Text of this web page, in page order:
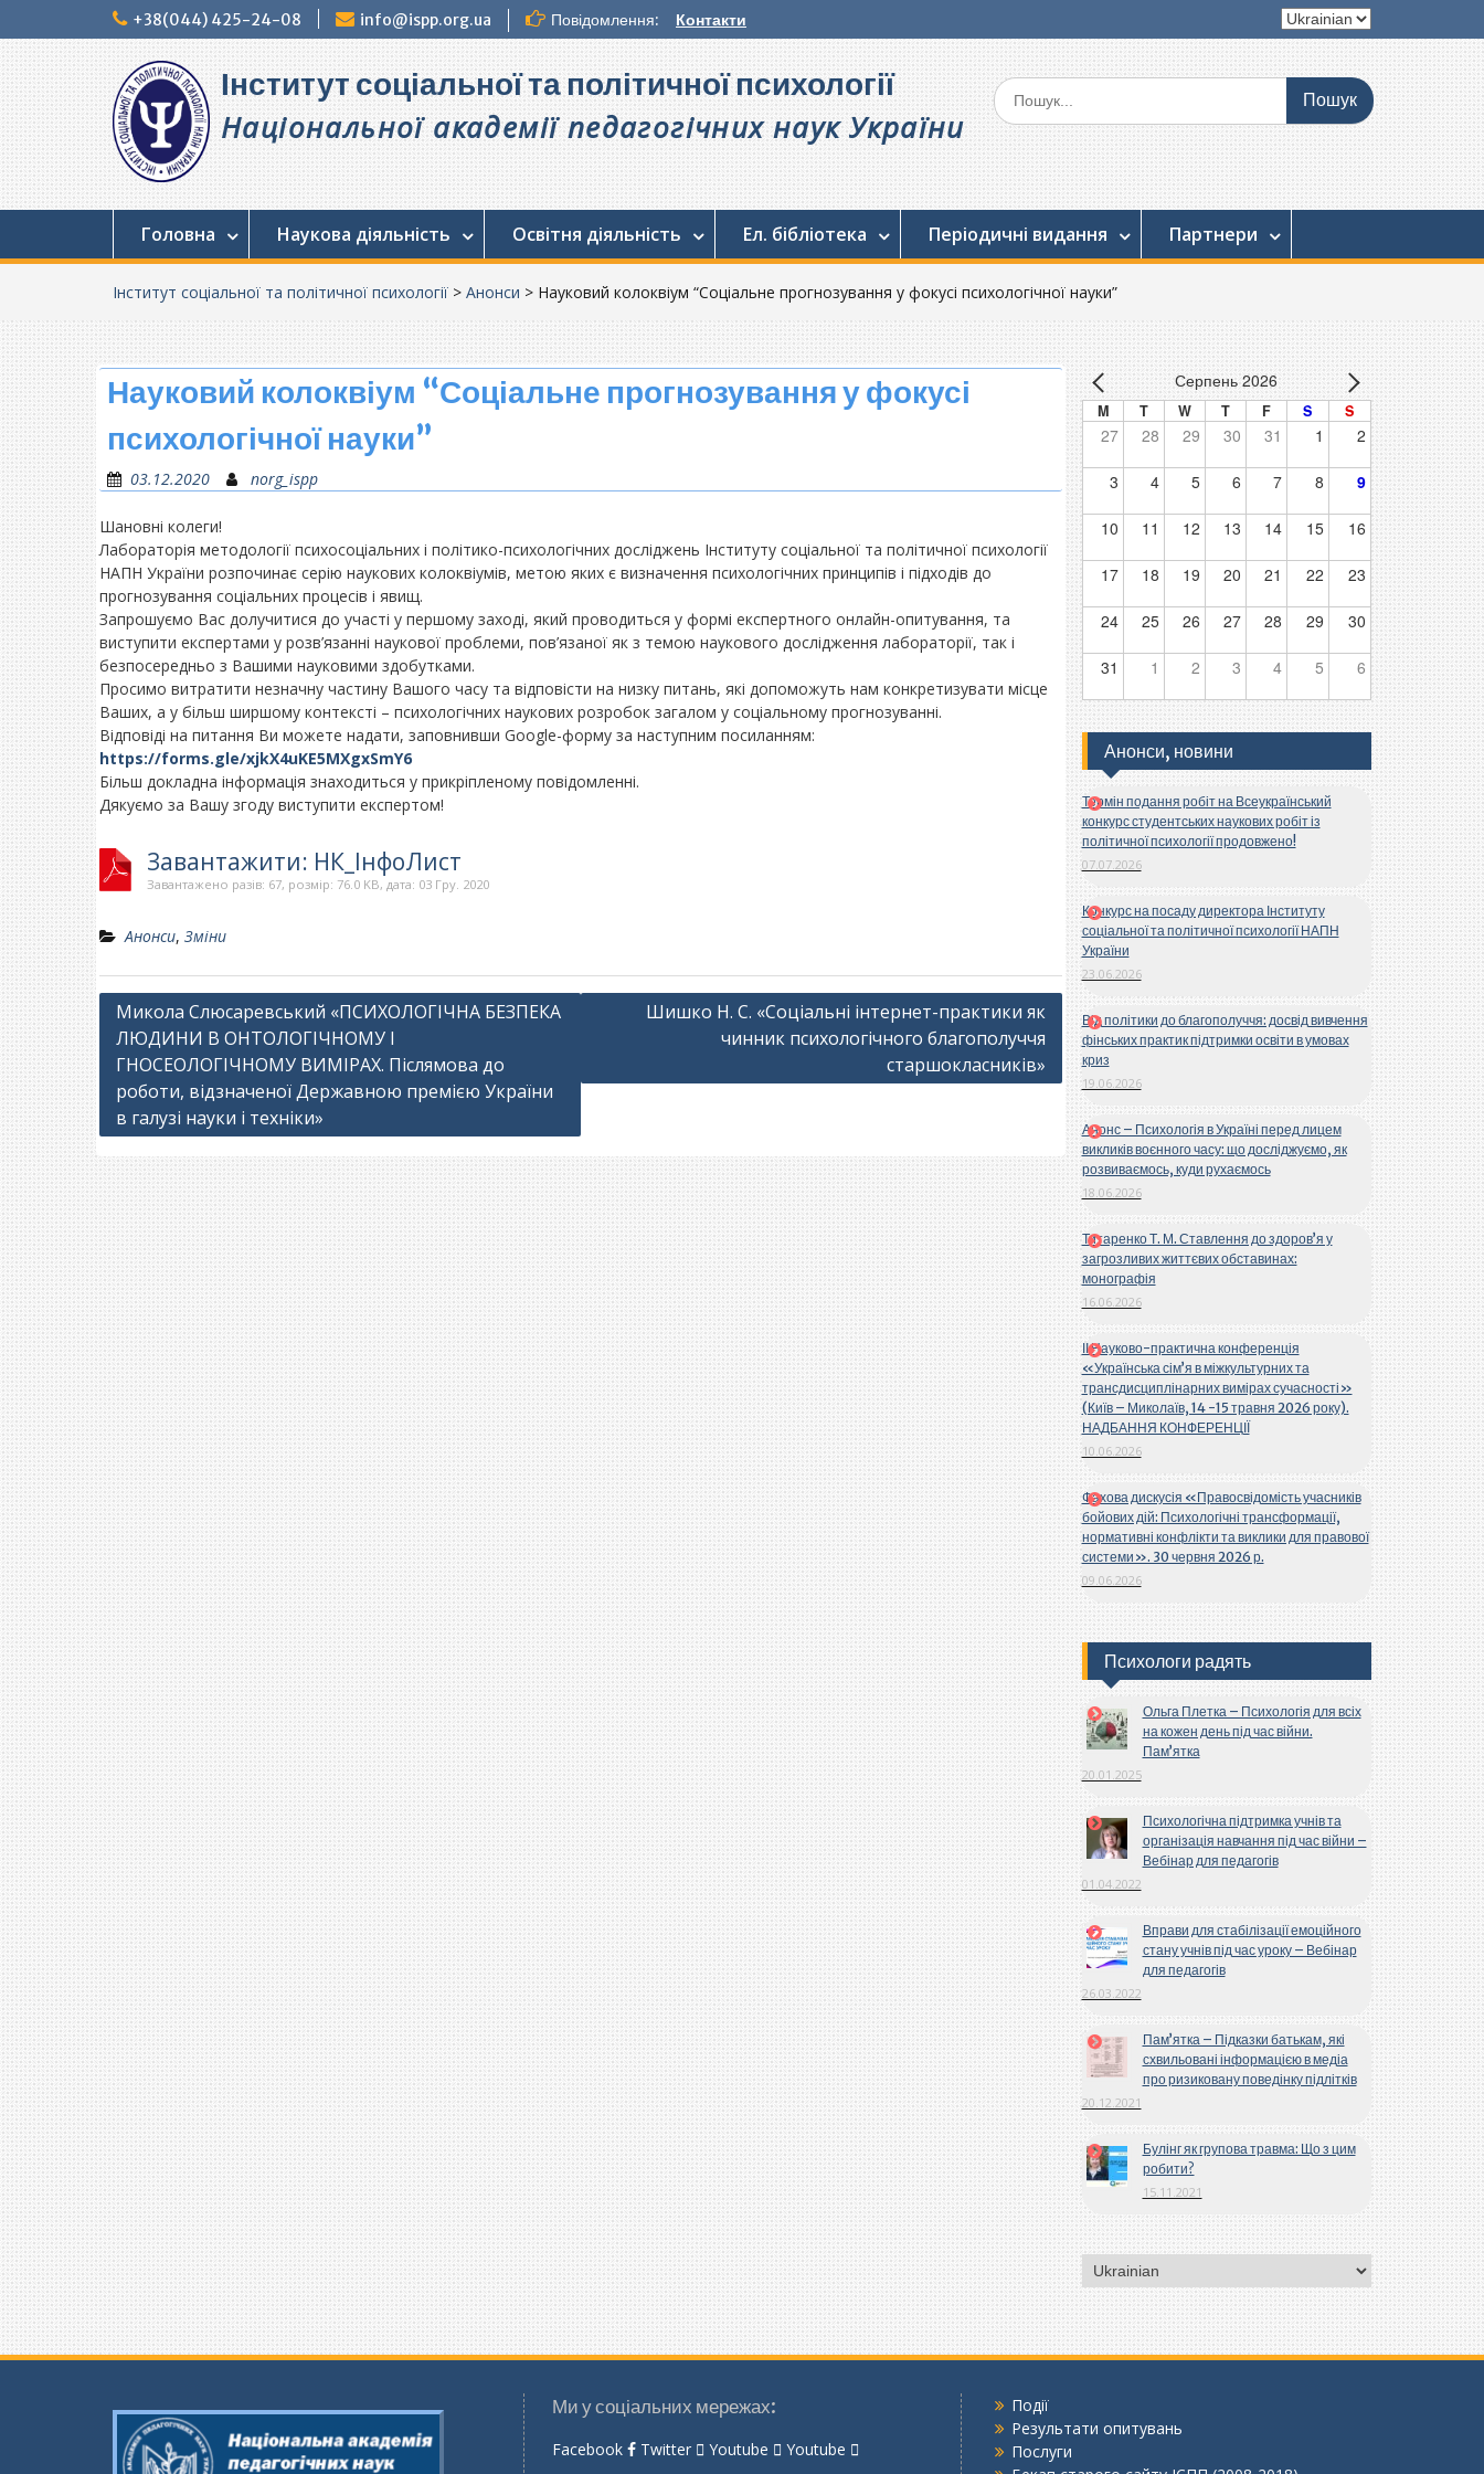
до
+38(044) 425-24-08 info@ispp.org.ua Повідомлення: Контакти
Вибрати
мову
Інститут соціальної та політичної психології
Національної академії педагогічних наук України
Шукати:
Головна Наукова діяльність Освітня діяльність Ел. бібліотека Періодичні видання Партнери
Інститут соціальної та політичної психології > Анонси > Науковий колоквіум “Соціальне прогнозування у фокусі психологічної науки”
Науковий колоквіум “Соціальне прогнозування у фокусі
психологічної науки”
03.12.2020 norg_ispp
Шановні колеги!
Лабораторія методології психосоціальних і політико-психологічних досліджень Інституту соціальної та політичної психології
НАПН України розпочинає серію наукових колоквіумів, метою яких є визначення психологічних принципів і підходів до
прогнозування соціальних процесів і явищ.
Запрошуємо Вас долучитися до участі у першому заході, який проводиться у формі експертного онлайн-опитування, та
виступити експертами у розв’язанні наукової проблеми, пов’язаної як з темою наукового дослідження лабораторії, так і
безпосередньо з Вашими науковими здобутками.
Просимо витратити незначну частину Вашого часу та відповісти на низку питань, які допоможуть нам конкретизувати місце
Ваших, а у більш ширшому контексті – психологічних наукових розробок загалом у соціальному прогнозуванні.
Відповіді на питання Ви можете надати, заповнивши Google-форму за наступним посиланням:
https://forms.gle/xjkX4uKE5MXgxSmY6
Більш докладна інформація знаходиться у прикріпленому повідомленні.
Дякуємо за Вашу згоду виступити експертом!
Завантажити: НК_ІнфоЛист
Завантажено разів: 67, розмір: 76.0 KB, дата: 03 Гру. 2020
Анонси, Зміни
Навігація
записів
Микола Слюсаревський «ПСИХОЛОГІЧНА БЕЗПЕКА
ЛЮДИНИ В ОНТОЛОГІЧНОМУ І
ГНОСЕОЛОГІЧНОМУ ВИМІРАХ. Післямова до
роботи, відзначеної Державною премією України
в галузі науки і техніки»
Шишко Н. С. «Соціальні інтернет-практики як
чинник психологічного благополуччя
старшокласників»
Серпень 2026
M T W T F S S
27 28 29 30 31 1 2
3 4 5 6 7 8 9
10 11 12 13 14 15 16
17 18 19 20 21 22 23
24 25 26 27 28 29 30
31 1 2 3 4 5 6
Анонси, новини
Термін подання робіт на Всеукраїнський
конкурс студентських наукових робіт із
політичної психології продовжено!
07.07.2026
Конкурс на посаду директора Інституту
соціальної та політичної психології НАПН
України
23.06.2026
Від політики до благополуччя: досвід вивчення
фінських практик підтримки освіти в умовах
криз
19.06.2026
Анонс – Психологія в Україні перед лицем
викликів воєнного часу: що досліджуємо, як
розвиваємось, куди рухаємось
18.06.2026
Титаренко Т. М. Ставлення до здоров’я у
загрозливих життєвих обставинах:
монографія
16.06.2026
ІІ Науково-практична конференція
«Українська сім’я в міжкультурних та
трансдисциплінарних вимірах сучасності»
(Київ – Миколаїв, 14 -15 травня 2026 року).
НАДБАННЯ КОНФЕРЕНЦІЇ
10.06.2026
Фахова дискусія «Правосвідомість учасників
бойових дій: Психологічні трансформації,
нормативні конфлікти та виклики для правової
системи». 30 червня 2026 р.
09.06.2026
Психологи радять
Ольга Плетка – Психологія для всіх
на кожен день під час війни.
Пам’ятка
20.01.2025
Психологічна підтримка учнів та
організація навчання під час війни –
Вебінар для педагогів
01.04.2022
Вправи для стабілізації емоційного
стану учнів під час уроку – Вебінар
для педагогів
26.03.2022
Пам’ятка – Підказки батькам, які
схвильовані інформацією в медіа
про ризиковану поведінку підлітків
20.12.2021
Булінг як групова травма: Що з цим
робити?
15.11.2021
Вибрати
мову
Ми у соціальних мережах:
Facebook Twitter Youtube Youtube
Події
Результати опитувань
Послуги